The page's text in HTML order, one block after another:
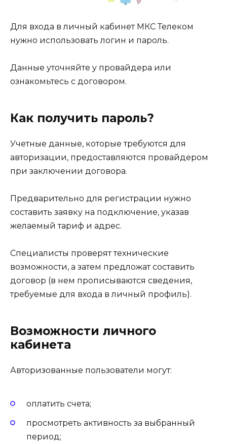
Для входа в личный кабинет МКС Телеком
нужно использовать логин и пароль.
Данные уточняйте у провайдера или
ознакомьтесь с договором.
Как получить пароль?
Учетные данные, которые требуются для
авторизации, предоставляются провайдером
при заключении договора.
Предварительно для регистрации нужно
составить заявку на подключение, указав
желаемый тариф и адрес.
Специалисты проверят технические
возможности, а затем предложат составить
договор (в нем прописываются сведения,
требуемые для входа в личный профиль).
Возможности личного
кабинета
Авторизованные пользователи могут:
оплатить счета;
просмотреть активность за выбранный
период;